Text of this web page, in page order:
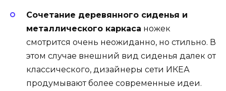
Сочетание деревянного сиденья и
металлического каркаса ножек
смотрится очень неожиданно, но стильно. В
этом случае внешний вид сиденья далек от
классического, дизайнеры сети ИКЕА
продумывают более современные идеи.